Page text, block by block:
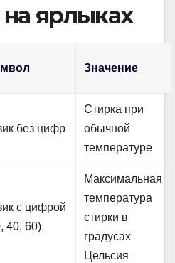
ярлыках
Значение
без цифр
Стирка при
обычной
температуре
с цифрой
40, 60)
Максимальная
температура
стирки в
градусах
Цельсия